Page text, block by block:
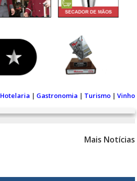
Hotelaria | Gastronomia | Turismo | Vinho
Mais Notícias